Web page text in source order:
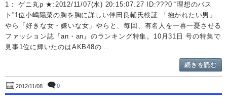
1： ゲニ丸ρ ★:2012/11/07(水) 20:15:07.27 ID:???0 “理想のバス
ト”1位小嶋陽菜の胸を胸に詳しい伴田良輔氏検証 「抱かれたい男」
やら「好きな女・嫌いな女」やらと、毎回、有名人を一喜一憂させる
ファッション誌『an・an』のランキング特集。10月31日 号の特集で
見事1位に輝いたのはAKB48の...
続きを読む
2012/11/08 0